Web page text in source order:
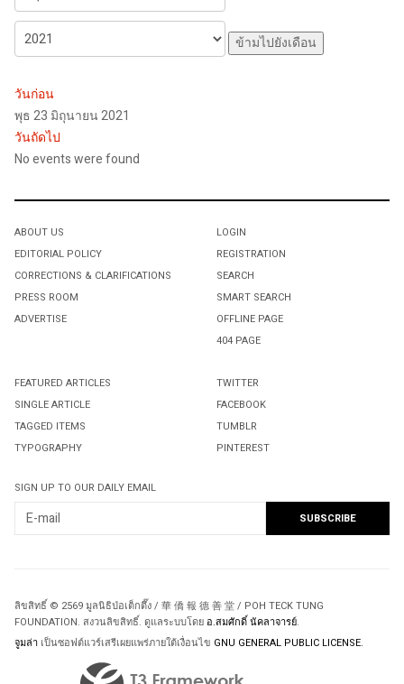
ข้ามไปยังเดือน
วันก่อน
พุธ 23 มิถุนายน 2021
วันถัดไป
No events were found
ABOUT US
EDITORIAL POLICY
CORRECTIONS & CLARIFICATIONS
PRESS ROOM
ADVERTISE
LOGIN
REGISTRATION
SEARCH
SMART SEARCH
OFFLINE PAGE
404 PAGE
FEATURED ARTICLES
SINGLE ARTICLE
TAGGED ITEMS
TYPOGRAPHY
TWITTER
FACEBOOK
TUMBLR
PINTEREST
SIGN UP TO OUR DAILY EMAIL
ลิขสิทธิ์ © 2569 มูลนิธิป่อเต็กตึ๊ง / 華 僑 報 德 善 堂 / POH TECK TUNG
FOUNDATION. สงวนลิขสิทธิ์. ดูแลระบบโดย อ.สมศักดิ์ นัคลาจารย์.
จูมล่า เป็นซอฟต์แวร์เสรีเผยแพร่ภายใต้เงื่อนไข GNU GENERAL PUBLIC LICENSE.